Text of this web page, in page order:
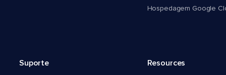
Hospedagem Google
Suporte Resources